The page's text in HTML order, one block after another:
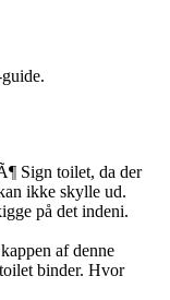
Sign toilet, da der
ikke skylle ud.
på det indeni.
af denne
binder. Hvor